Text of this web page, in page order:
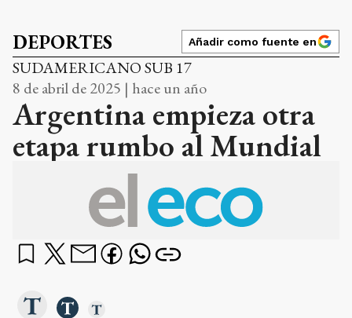
DEPORTES Añadir como fuente en
SUDAMERICANO SUB 17
8 de abril de 2025 | hace un año
Argentina empieza otra
etapa rumbo al Mundial